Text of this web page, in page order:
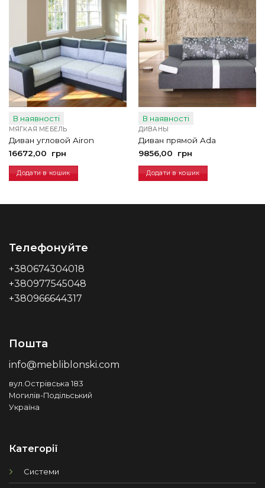
В наявності
МЯГКАЯ МЕБЕЛЬ
Диван угловой Airon
16672,00
грн
Додати в кошик
В наявності
ДИВАНЫ
Диван прямой Ada
9856,00
грн
Додати в кошик
Телефонуйте
+380674304018
+380977545048
+380966644317
Пошта
info@mebliblonski.com
вул.Острівська 183
Могилів-Подільський
Україна
Категорії
Системи